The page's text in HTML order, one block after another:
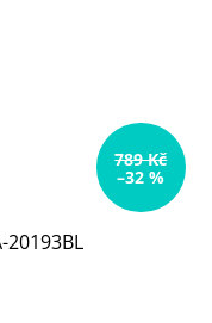
789 Kč
–32 %